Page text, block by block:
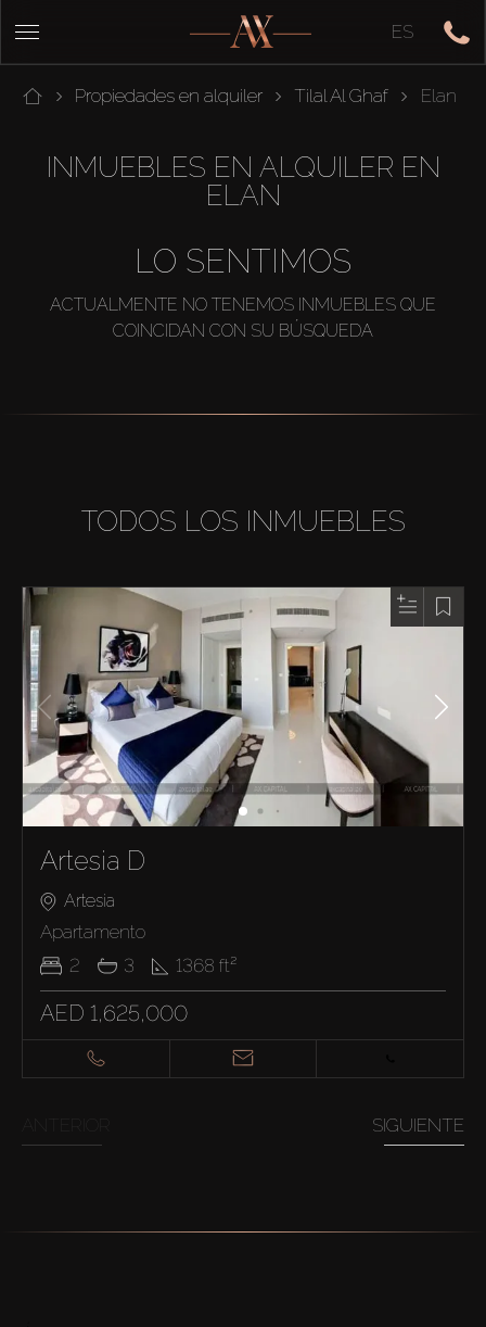
ES
Propiedades en alquiler Tilal Al Ghaf Elan
INMUEBLES EN ALQUILER EN
ELAN
LO SENTIMOS
ACTUALMENTE NO TENEMOS INMUEBLES QUE
COINCIDAN CON SU BÚSQUEDA
TODOS LOS INMUEBLES
Artesia D
Artesia
Apartamento
2
3 1368 ft²
AED 1,625,000
SIGUIENTE